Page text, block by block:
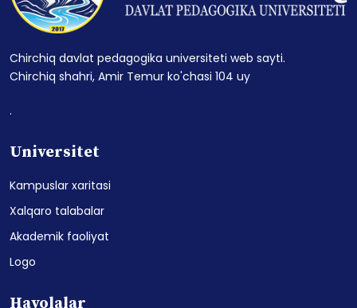
Chirchiq davlat pedagogika universiteti web sayti.
Chirchiq shahri, Amir Temur ko'chasi 104 uy
.
Universitet
Kampuslar xaritasi
Xalqaro talabalar
Akademik faoliyat
Logo
Havolalar